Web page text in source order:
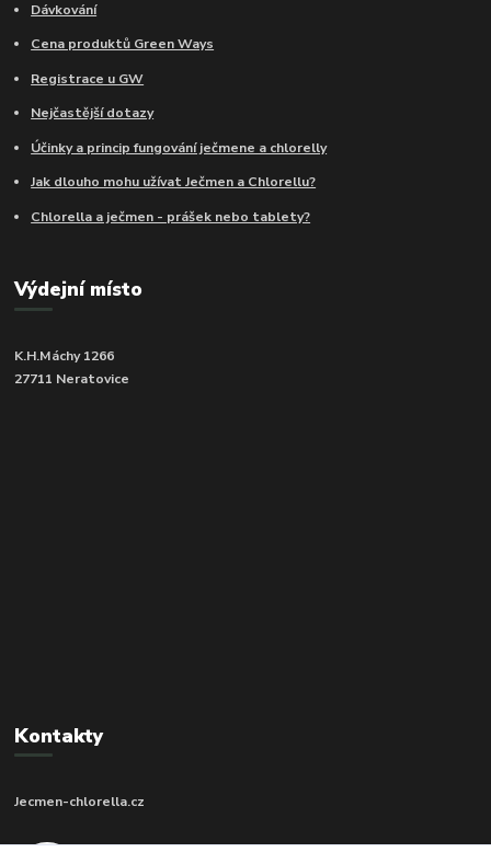
Dávkování
Cena produktů Green Ways
Registrace u GW
Nejčastější dotazy
Účinky a princip fungování ječmene a chlorelly
Jak dlouho mohu užívat Ječmen a Chlorellu?
Chlorella a ječmen - prášek nebo tablety?
Výdejní místo
K.H.Máchy 1266
27711 Neratovice
Kontakty
Jecmen-chlorella.cz